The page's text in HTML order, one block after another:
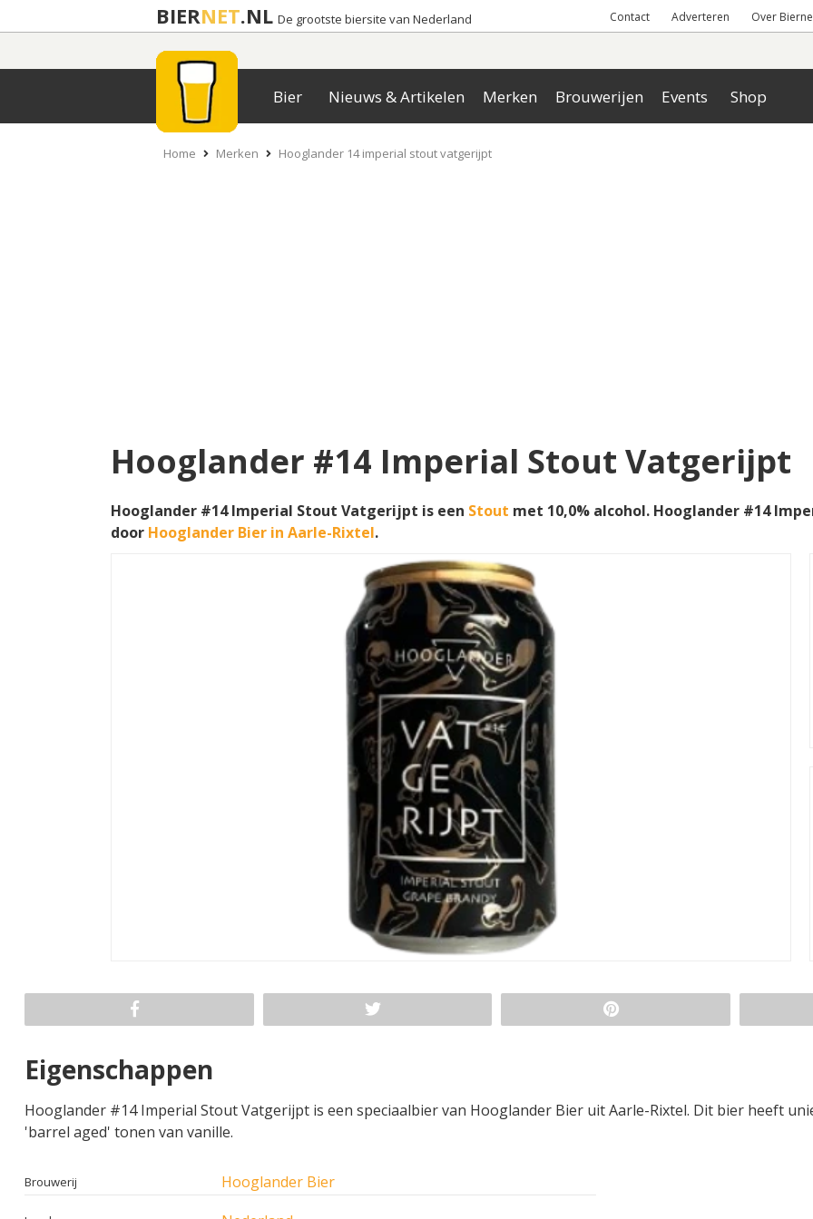
BIERNET.NL De grootste biersite van Nederland Contact Adverteren Over
Bier Nieuws & Artikelen Merken Brouwerijen Events Shop
Home Merken Hooglander 14 imperial stout vatgerijpt
Hooglander #14 Imperial Stout Vatgerijpt
Hooglander #14 Imperial Stout Vatgerijpt is een Stout met 10,0% alcohol. Hooglander #14
door Hooglander Bier in Aarle-Rixtel.
Eigenschappen
Hooglander #14 Imperial Stout Vatgerijpt is een speciaalbier van Hooglander Bier uit Aarle-Rixtel. Dit bier heeft
'barrel aged' tonen van vanille.
Brouwerij Hooglander Bier